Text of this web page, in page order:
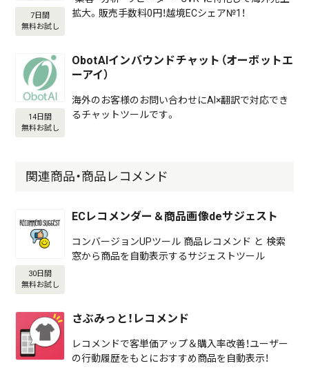
7日間
無料お試し
拡大。販売手数料0円！越境ECシェア№1！
14日間
無料お試し
ObotAIインバウンドチャット（オーボットエ
ーアイ）
海外のお客様のお問い合わせにAI×翻訳で対応でき
るチャットツールです。
関連商品・商品レコメンド
30日間
無料お試し
ECレコメンダー＆商品画像deサジェスト
コンバージョンUPツール 商品レコメンド と 検索
窓から商品を自動表示するサジェストツール
さぶみっと！レコメンド
レコメンドで客単価アップ＆購入率改善！ユーザー
の行動履歴をもとにおすすめ商品を自動表示！